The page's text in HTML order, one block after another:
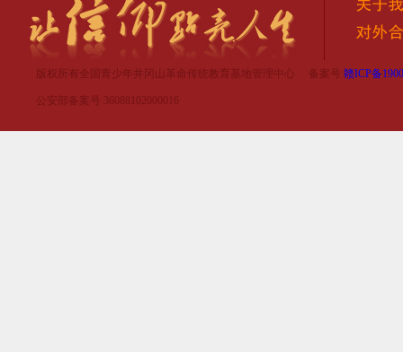
版权所有全国青少年井冈山革命传统教育基地管理中心 备案号 赣ICP备
公安部备案号 36088102000016